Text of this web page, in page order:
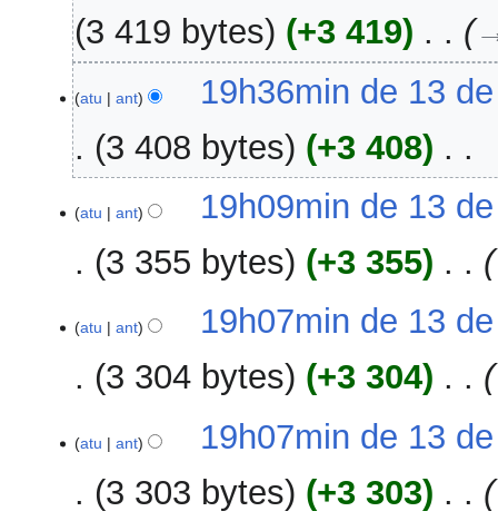
junho
2012
3 419 bytes
+3 419
de
junho
2012
atu ant
19h36min de 13
3 408 bytes
+3 408
e
u
o
e
i
atu ant
19h09min de 13
3 355 bytes
+3 355
atu ant
19h07min de 13
3 304 bytes
+3 304
atu ant
19h07min de 13
3 303 bytes
+3 303